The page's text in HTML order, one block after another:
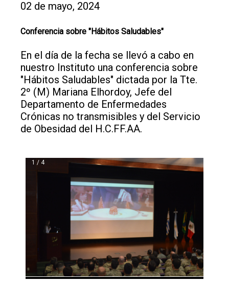
02 de mayo, 2024
Conferencia sobre "Hábitos Saludables"
En el día de la fecha se llevó a cabo en
nuestro Instituto una conferencia sobre
"Hábitos Saludables" dictada por la Tte.
2º (M) Mariana Elhordoy, Jefe del
Departamento de Enfermedades
Crónicas no transmisibles y del Servicio
de Obesidad del H.C.FF.AA.
1 / 4